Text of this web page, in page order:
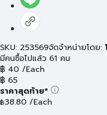
SKU: 253569จัดจำหน่ายโดย:
มีคนซื้อไปแล้ว 61 คน
฿ 40 /Each
฿ 65
ราคาสุดท้าย*
฿38.80 /Each